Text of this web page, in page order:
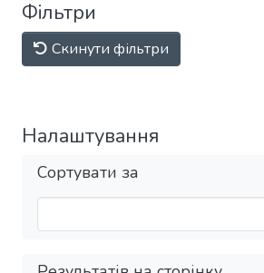
Фільтри
Скинути фільтри
Налаштування
Сортувати за